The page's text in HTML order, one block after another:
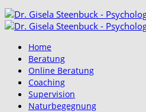
Home
Beratung
Online Beratung
Coaching
Supervision
Naturbegegnung